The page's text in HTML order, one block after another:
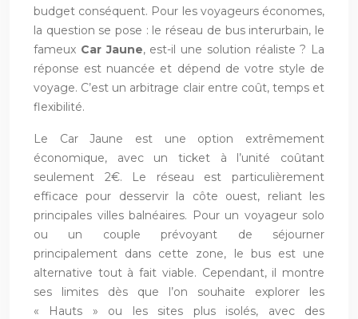
budget conséquent. Pour les voyageurs économes,
la question se pose : le réseau de bus interurbain, le
fameux Car Jaune, est-il une solution réaliste ? La
réponse est nuancée et dépend de votre style de
voyage. C’est un arbitrage clair entre coût, temps et
flexibilité.
Le Car Jaune est une option extrêmement
économique, avec un ticket à l’unité coûtant
seulement 2€. Le réseau est particulièrement
efficace pour desservir la côte ouest, reliant les
principales villes balnéaires. Pour un voyageur solo
ou un couple prévoyant de séjourner
principalement dans cette zone, le bus est une
alternative tout à fait viable. Cependant, il montre
ses limites dès que l’on souhaite explorer les
« Hauts » ou les sites plus isolés, avec des